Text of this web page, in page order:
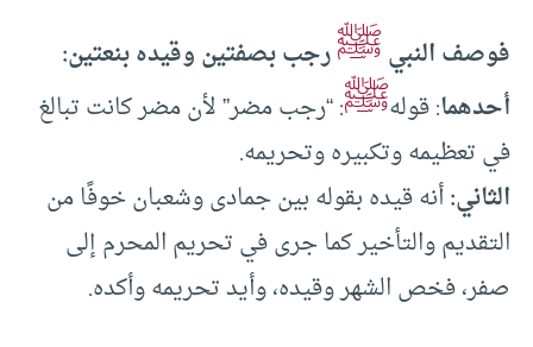
فوصف النبيﷺرجب بصفتين وقيده بنعتين:
أحدهما: قولهﷺ: “رجب مضر” لأن مضر كانت تبالغ
في تعظيمه وتكبيره وتحريمه.
الثاني:أنه قيده بقوله بين جمادى وشعبان خوفًا من
التقديم والتأخير كما جرى في تحريم المحرم إلى
صفر، فخص الشهر وقيده، وأيد تحريمه وأكده.